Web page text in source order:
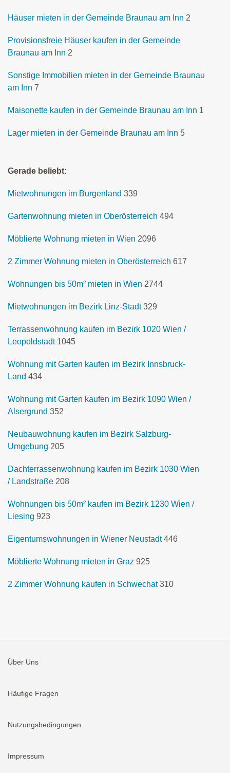
Häuser mieten in der Gemeinde Braunau am Inn 2
Provisionsfreie Häuser kaufen in der Gemeinde
Braunau am Inn 2
Sonstige Immobilien mieten in der Gemeinde Braunau
am Inn 7
Maisonette kaufen in der Gemeinde Braunau am Inn 1
Lager mieten in der Gemeinde Braunau am Inn 5
Gerade beliebt:
Mietwohnungen im Burgenland 339
Gartenwohnung mieten in Oberösterreich 494
Möblierte Wohnung mieten in Wien 2096
2 Zimmer Wohnung mieten in Oberösterreich 617
Wohnungen bis 50m² mieten in Wien 2744
Mietwohnungen im Bezirk Linz-Stadt 329
Terrassenwohnung kaufen im Bezirk 1020 Wien /
Leopoldstadt 1045
Wohnung mit Garten kaufen im Bezirk Innsbruck-
Land 434
Wohnung mit Garten kaufen im Bezirk 1090 Wien /
Alsergrund 352
Neubauwohnung kaufen im Bezirk Salzburg-
Umgebung 205
Dachterrassenwohnung kaufen im Bezirk 1030 Wien
/ Landstraße 208
Wohnungen bis 50m² kaufen im Bezirk 1230 Wien /
Liesing 923
Eigentumswohnungen in Wiener Neustadt 446
Möblierte Wohnung mieten in Graz 925
2 Zimmer Wohnung kaufen in Schwechat 310
Über Uns
Häufige Fragen
Nutzungsbedingungen
Impressum